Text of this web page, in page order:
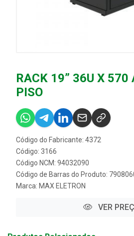
RACK 19” 36U X 570
PISO
Código do Fabricante: 4372
Código: 3166
Código NCM: 94032090
Código de Barras do Produto:
Marca: MAX ELETRON
VER